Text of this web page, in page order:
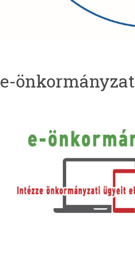
e-önkormányzat